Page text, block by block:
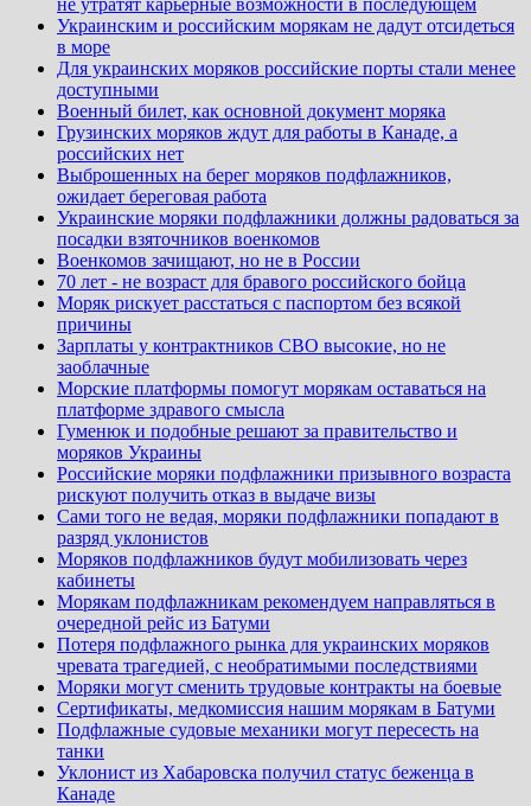
не утратят карьерные возможности в последующем
Украинским и российским морякам не дадут отсидеться
в море
Для украинских моряков российские порты стали менее
доступными
Военный билет, как основной документ моряка
Грузинских моряков ждут для работы в Канаде, а
российских нет
Выброшенных на берег моряков подфлажников,
ожидает береговая работа
Украинские моряки подфлажники должны радоваться за
посадки взяточников военкомов
Военкомов зачищают, но не в России
70 лет - не возраст для бравого российского бойца
Моряк рискует расстаться с паспортом без всякой
причины
Зарплаты у контрактников СВО высокие, но не
заоблачные
Морские платформы помогут морякам оставаться на
платформе здравого смысла
Гуменюк и подобные решают за правительство и
моряков Украины
Российские моряки подфлажники призывного возраста
рискуют получить отказ в выдаче визы
Сами того не ведая, моряки подфлажники попадают в
разряд уклонистов
Моряков подфлажников будут мобилизовать через
кабинеты
Морякам подфлажникам рекомендуем направляться в
очередной рейс из Батуми
Потеря подфлажного рынка для украинских моряков
чревата трагедией, с необратимыми последствиями
Моряки могут сменить трудовые контракты на боевые
Сертификаты, медкомиссия нашим морякам в Батуми
Подфлажные судовые механики могут пересесть на
танки
Уклонист из Хабаровска получил статус беженца в
Канаде